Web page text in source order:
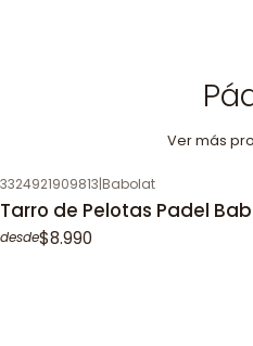
Ver más
3324921909813|Babolat
Tarro de Pelotas Padel
desde$8.990